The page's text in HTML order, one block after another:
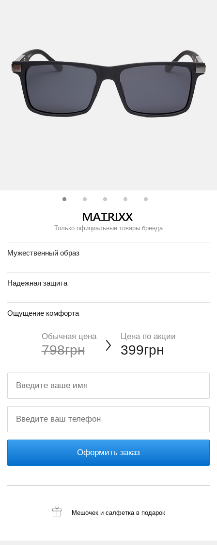
Только официальные товары бренда
Мужественный образ
Надежная защита
Ощущение комфорта
Обычная цена
798грн
Цена по акции
399грн
Оформить заказ
Мешочек и салфеткав подарок